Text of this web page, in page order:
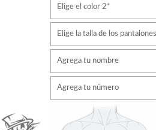
Elige el color 2*
Elige la talla de los
Agrega tu nombre
Color de fuente
Agrega tu número